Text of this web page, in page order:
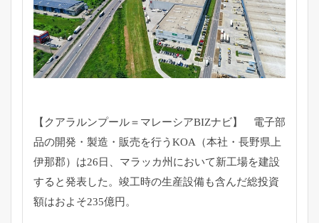
【クアラルンプール＝マレーシアBIZナビ】 電子部
品の開発・製造・販売を行うKOA（本社・長野県上
伊那郡）は26日、マラッカ州において新工場を建設
すると発表した。竣工時の生産設備も含んだ総投資
額はおよそ235億円。